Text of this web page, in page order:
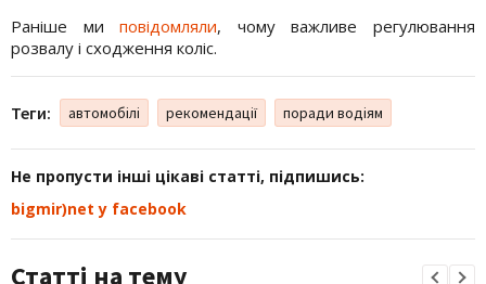
Раніше миповідомляли, чому важливе регулювання
розвалу і сходження коліс.
Теги: автомобілі рекомендації поради водіям
Не пропусти інші цікаві статті, підпишись:
bigmir)net у facebook
Статті на тему